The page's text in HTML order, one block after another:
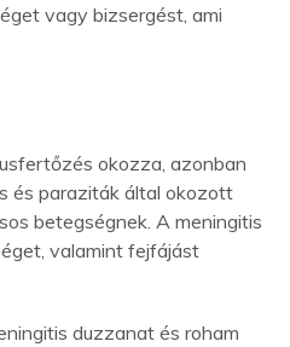
vagy bizsergést, ami
okozza, azonban
és paraziták által okozott
betegségnek. A meningitis
valamint fejfájást
duzzanat és roham